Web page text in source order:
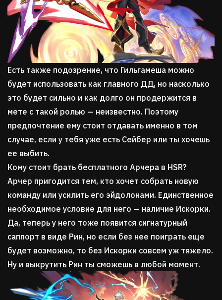
Есть также подозрение, что Гильгамеша можно
будет использовать как главного ДД, но насколько
это будет сильно и как долго он продержится в
мете с такой ролью — неизвестно. Поэтому
предпочтение ему стоит отдавать именно в том
случае, если у тебя уже есть Сейбер или ты хочешь
ее выбить.
Кому стоит брать бесплатного Арчера в HSR?
Арчер пригодится тем, кто хочет собрать новую
команду или усилить его эйдолонами. Единственное
необходимое условие для него — наличие Искорки.
Да, теперь у него тоже появится сигнатурный
саппорт в виде Рин, но если без нее поиграть еще
будет возможно, то без Искорки совсем уж тяжело.
Ну и выкрутить Рин ты сможешь в любой момент.